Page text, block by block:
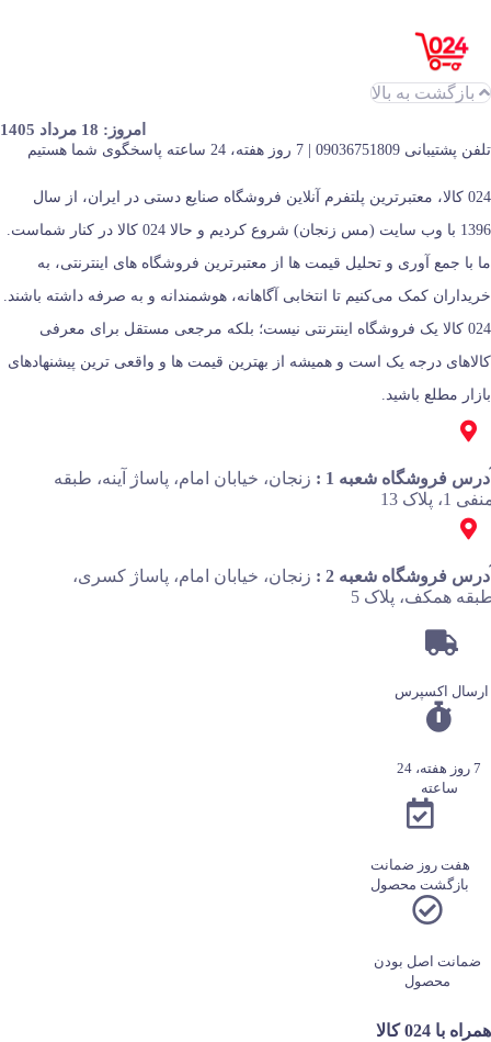
بازگشت به بالا
امروز: 18 مرداد 1405
تلفن پشتیبانی 09036751809 | 7 روز هفته، 24 ساعته پاسخگوی شما هستیم
024 کالا، معتبرترین پلتفرم آنلاین فروشگاه صنایع دستی در ایران، از سال
1396 با وب سایت (مس زنجان) شروع کردیم و حالا 024 کالا در کنار شماست.
ما با جمع‌ آوری و تحلیل قیمت‌ ها از معتبرترین فروشگاه‌ های اینترنتی، به
خریداران کمک می‌کنیم تا انتخابی آگاهانه، هوشمندانه و به‌ صرفه داشته باشند.
024 کالا یک فروشگاه اینترنتی نیست؛ بلکه مرجعی مستقل برای معرفی
کالاهای درجه یک است و همیشه از بهترین قیمت‌ ها و واقعی‌ ترین پیشنهادهای
بازار مطلع باشید.
فروشگاه شعبه 1 :
زنجان، خیابان امام، پاساژ آینه، طبقه
1، پلاک 13
فروشگاه شعبه 2 :
زنجان، خیابان امام، پاساژ کسری،
همکف، پلاک 5
ارسال اکسپرس
7 روز هفته، 24
ساعته
هفت روز ضمانت
بازگشت محصول
ضمانت اصل بودن
محصول
همراه با 024 کالا